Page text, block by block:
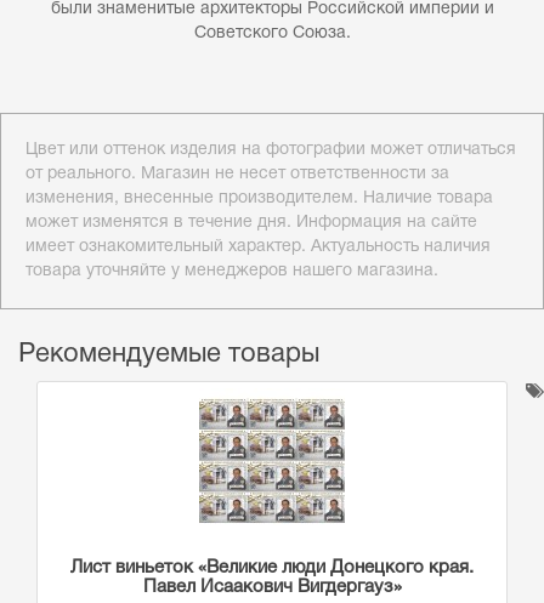
были знаменитые архитекторы Российской империи и
Советского Союза.
Цвет или оттенок изделия на фотографии может отличаться
от реального. Магазин не несет ответственности за
изменения, внесенные производителем. Наличие товара
может изменятся в течение дня. Информация на сайте
имеет ознакомительный характер. Актуальность наличия
товара уточняйте у менеджеров нашего магазина.
Рекомендуемые товары
Лист виньеток «Великие люди Донецкого края.
Павел Исаакович Вигдергауз»